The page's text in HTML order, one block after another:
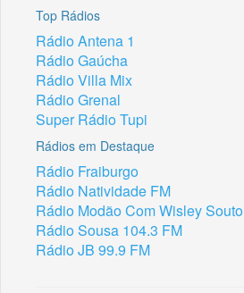
Top Rádios
Rádio Antena 1
Rádio Gaúcha
Rádio Villa Mix
Rádio Grenal
Super Rádio Tupi
Rádios em Destaque
Rádio Fraiburgo
Rádio Natividade FM
Rádio Modão Com Wisley Souto
Rádio Sousa 104.3 FM
Rádio JB 99.9 FM